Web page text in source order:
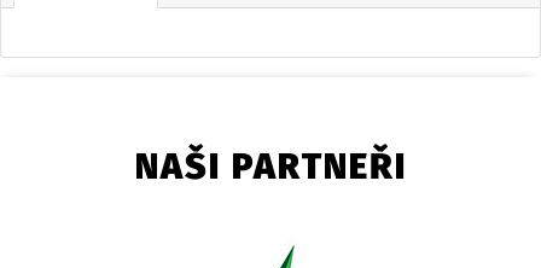
NAŠI PARTNEŘI